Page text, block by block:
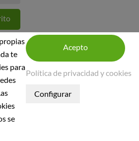
TIENDA
te
para
se
Política de privacidad y cookies